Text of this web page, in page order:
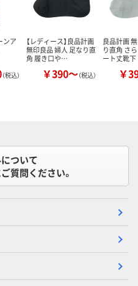
ンア
（税込）
【レディース】良品計画
無印良品 婦人 足なり直
角 履き口や…
￥390～（税込）
良品計画
り直角 さ
ート丈靴下
￥
ついて
質問ください。